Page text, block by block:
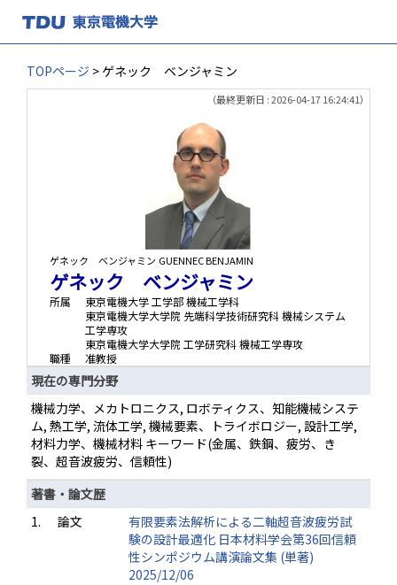
TOPページ > ゲネック ベンジャミン
（最終更新日 : 2026-04-17 16:24:41）
ゲネック ベンジャミン GUENNEC BENJAMIN
ゲネック ベンジャミン
所属
東京電機大学 工学部 機械工学科
東京電機大学大学院 先端科学技術研究科 機械システム
工学専攻
東京電機大学大学院 工学研究科 機械工学専攻
職種
准教授
現在の専門分野
機械力学、メカトロニクス, ロボティクス、知能機械システ
ム, 熱工学, 流体工学, 機械要素、トライボロジー, 設計工学,
材料力学、機械材料 キーワード(金属、鉄鋼、疲労、き
裂、超音波疲労、信頼性)
著書・論文歴
1.
論文
有限要素法解析による二軸超音波疲労試
験の設計最適化 日本材料学会第36回信頼
性シンポジウム講演論文集 (単著)
2025/12/06